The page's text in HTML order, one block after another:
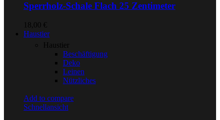
Sperrholz-Schale Flach 25 Zentimeter
18,00 €
Haustier
Haustier
Beschäftigung
Deko
Leinen
Nützliches
Add to compare
Schnellansicht